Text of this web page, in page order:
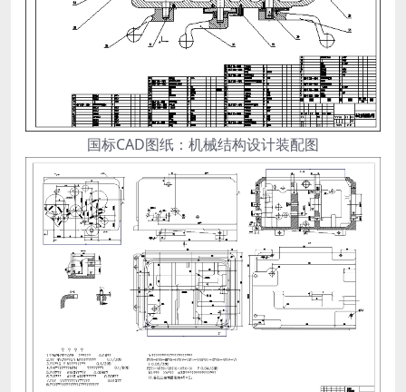
国标CAD图纸：机械结构设计装配图